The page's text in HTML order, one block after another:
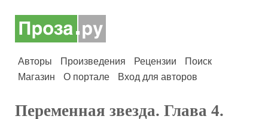
Авторы Произведения Рецензии
Поиск
Магазин
О портале Вход для авторов
Переменная звезда. Глава 4.